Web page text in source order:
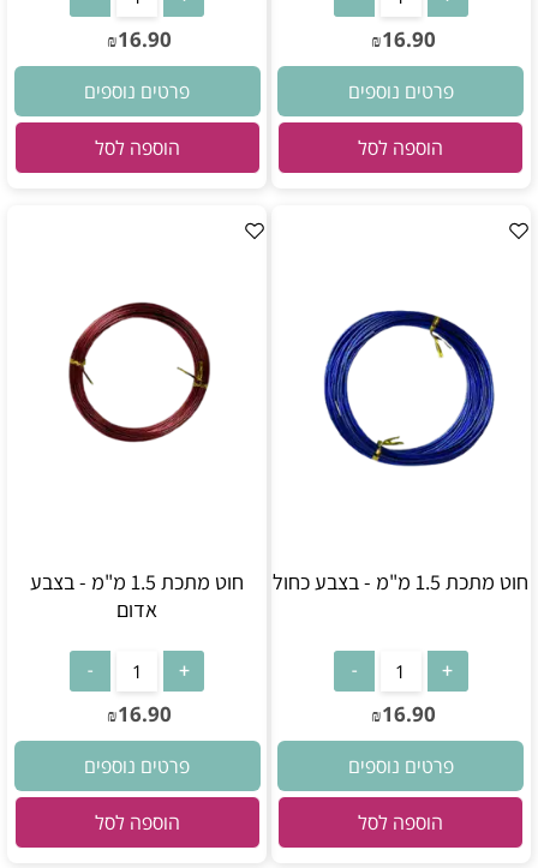
₪16.90
פרטים נוספים
הוספה לסל
₪16.90
פרטים נוספים
הוספה לסל
חוט מתכת 1.5 מ"מ - בצבע כחול
₪16.90
פרטים נוספים
הוספה לסל
חוט מתכת 1.5 מ"מ - בצבע
אדום
₪16.90
פרטים נוספים
הוספה לסל